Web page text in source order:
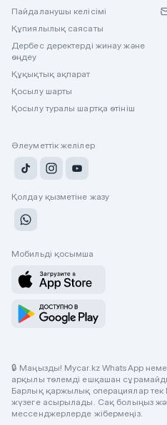
Пайдаланушы келісімі
Құпиялылық саясаты
Дербес деректерді жинау және
өңдеу
Құқықтық ақпарат
Қосылу шарты
Қосылу туралы шартқа өтініш
Әлеуметтік желілер
Қолдау қызметіне жазу
Мобильді қосымша
🔒 Маңызды! Mycar.kz WhatsApp
арқылы төлемді ешқашан
Барлық қаржылық операциялар
жүзеге асырылады. Сақ болыңыз
мессенджерлерде жібермеңіз.